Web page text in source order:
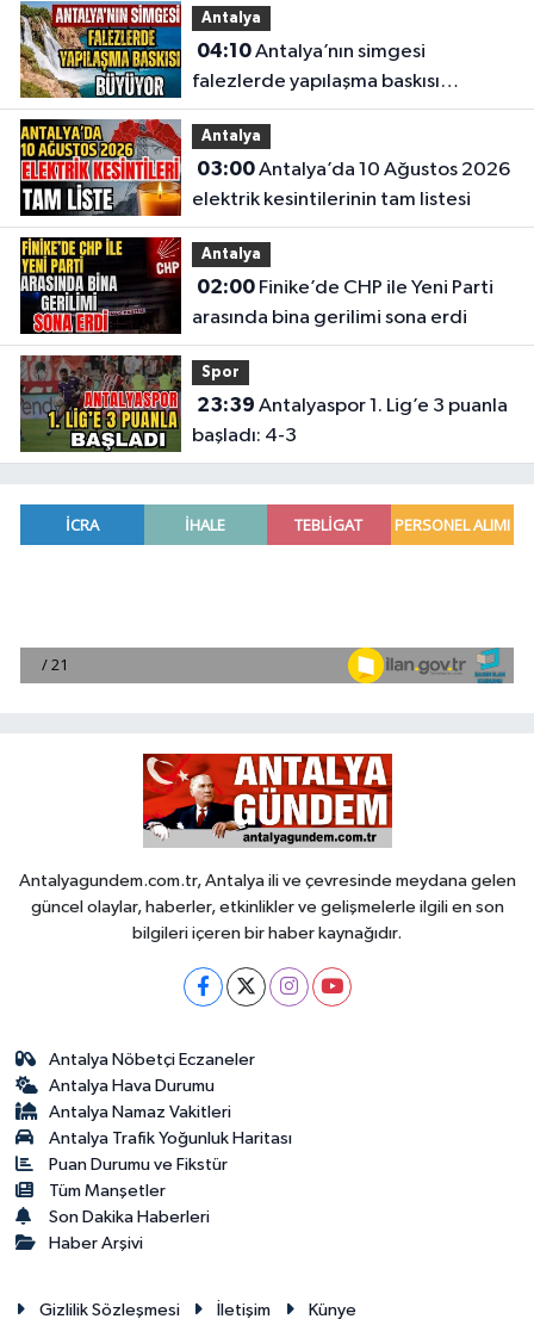
Antalya
04:10Antalya’nın simgesi
falezlerde yapılaşma baskısı
büyüyor
Antalya
03:00Antalya’da 10 Ağustos 2026
elektrik kesintilerinin tam listesi
Antalya
02:00Finike’de CHP ile Yeni Parti
arasında bina gerilimi sona erdi
Spor
23:39
başladı: 4-3
Antalyagundem.com.tr, Antalya ili ve çevresinde meydana gelen
güncel olaylar, haberler, etkinlikler ve gelişmelerle ilgili en son
bilgileri içeren bir haber kaynağıdır.
Antalya Nöbetçi Eczaneler
Antalya Hava Durumu
Antalya Namaz Vakitleri
Antalya Trafik Yoğunluk Haritası
Puan Durumu ve Fikstür
Tüm Manşetler
Son Dakika Haberleri
Haber Arşivi
Gizlilik Sözleşmesi İletişim Künye